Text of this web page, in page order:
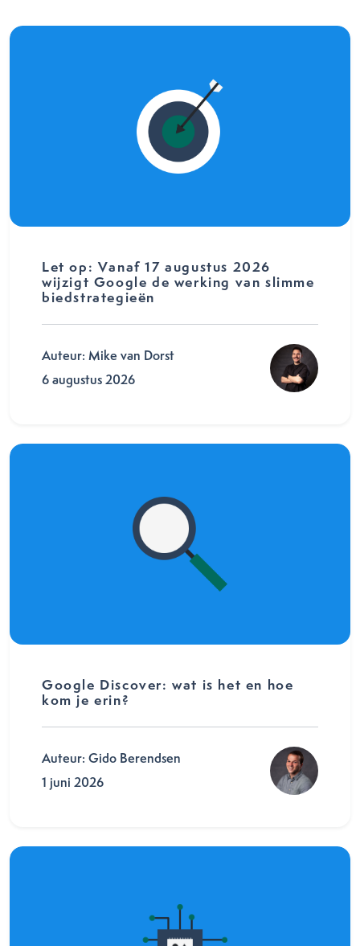
Let op: Vanaf 17 augustus 2026
wijzigt Google de werking van slimme
biedstrategieën
Auteur: Mike van Dorst
6 augustus 2026
Google Discover: wat is het en hoe
kom je erin?
Auteur: Gido Berendsen
1 juni 2026